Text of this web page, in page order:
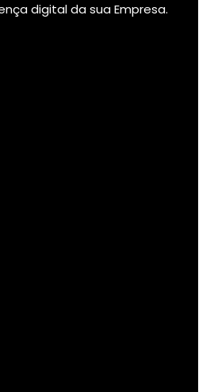
digital da sua Empresa.